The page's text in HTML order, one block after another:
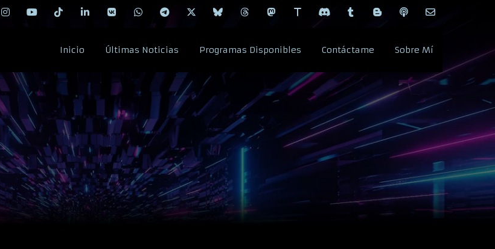
Inicio Últimas Noticias Programas Disponibles Contáctame Sobre Mí